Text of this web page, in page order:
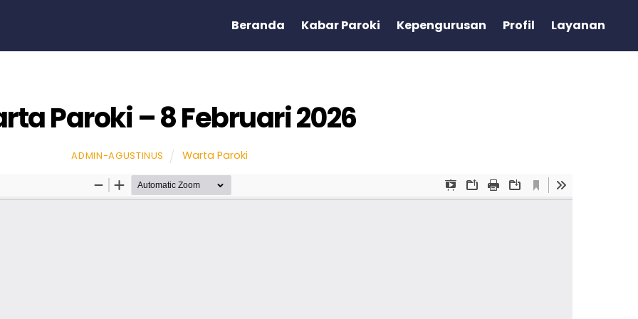
Beranda Kabar Paroki Kepengurusan Profil Layanan
Paroki – 8 Februari 2026
ADMIN-AGUSTINUS Warta Paroki